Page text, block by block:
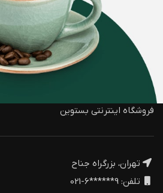
فروشگاه اینترنتی بستوین
تهران، بزرگراه جناح
تلفن: 9******6-021